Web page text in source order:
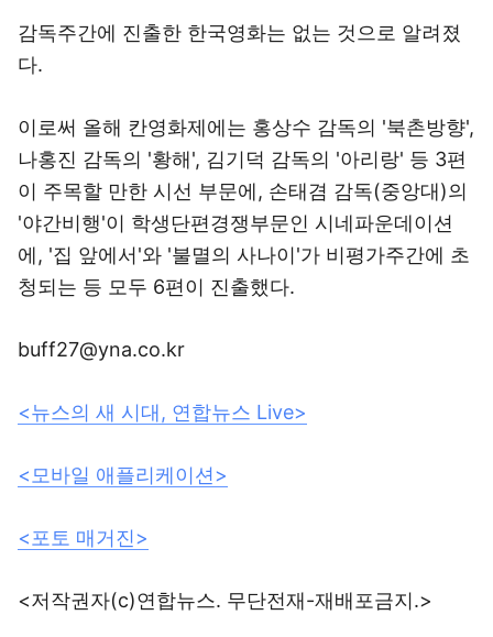
감독주간에 진출한 한국영화는 없는 것으로 알려졌
다.
이로써 올해 칸영화제에는 홍상수 감독의 '북촌방향',
나홍진 감독의 '황해', 김기덕 감독의 '아리랑' 등 3편
이 주목할 만한 시선 부문에, 손태겸 감독(중앙대)의
'야간비행'이 학생단편경쟁부문인 시네파운데이션
에, '집 앞에서'와 '불멸의 사나이'가 비평가주간에 초
청되는 등 모두 6편이 진출했다.
buff27@yna.co.kr
<뉴스의 새 시대, 연합뉴스 Live>
<모바일 애플리케이션>
<포토 매거진>
<저작권자(c)연합뉴스. 무단전재-재배포금지.>